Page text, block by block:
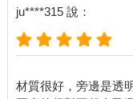
ju****315 說：
材質很好，旁邊是透